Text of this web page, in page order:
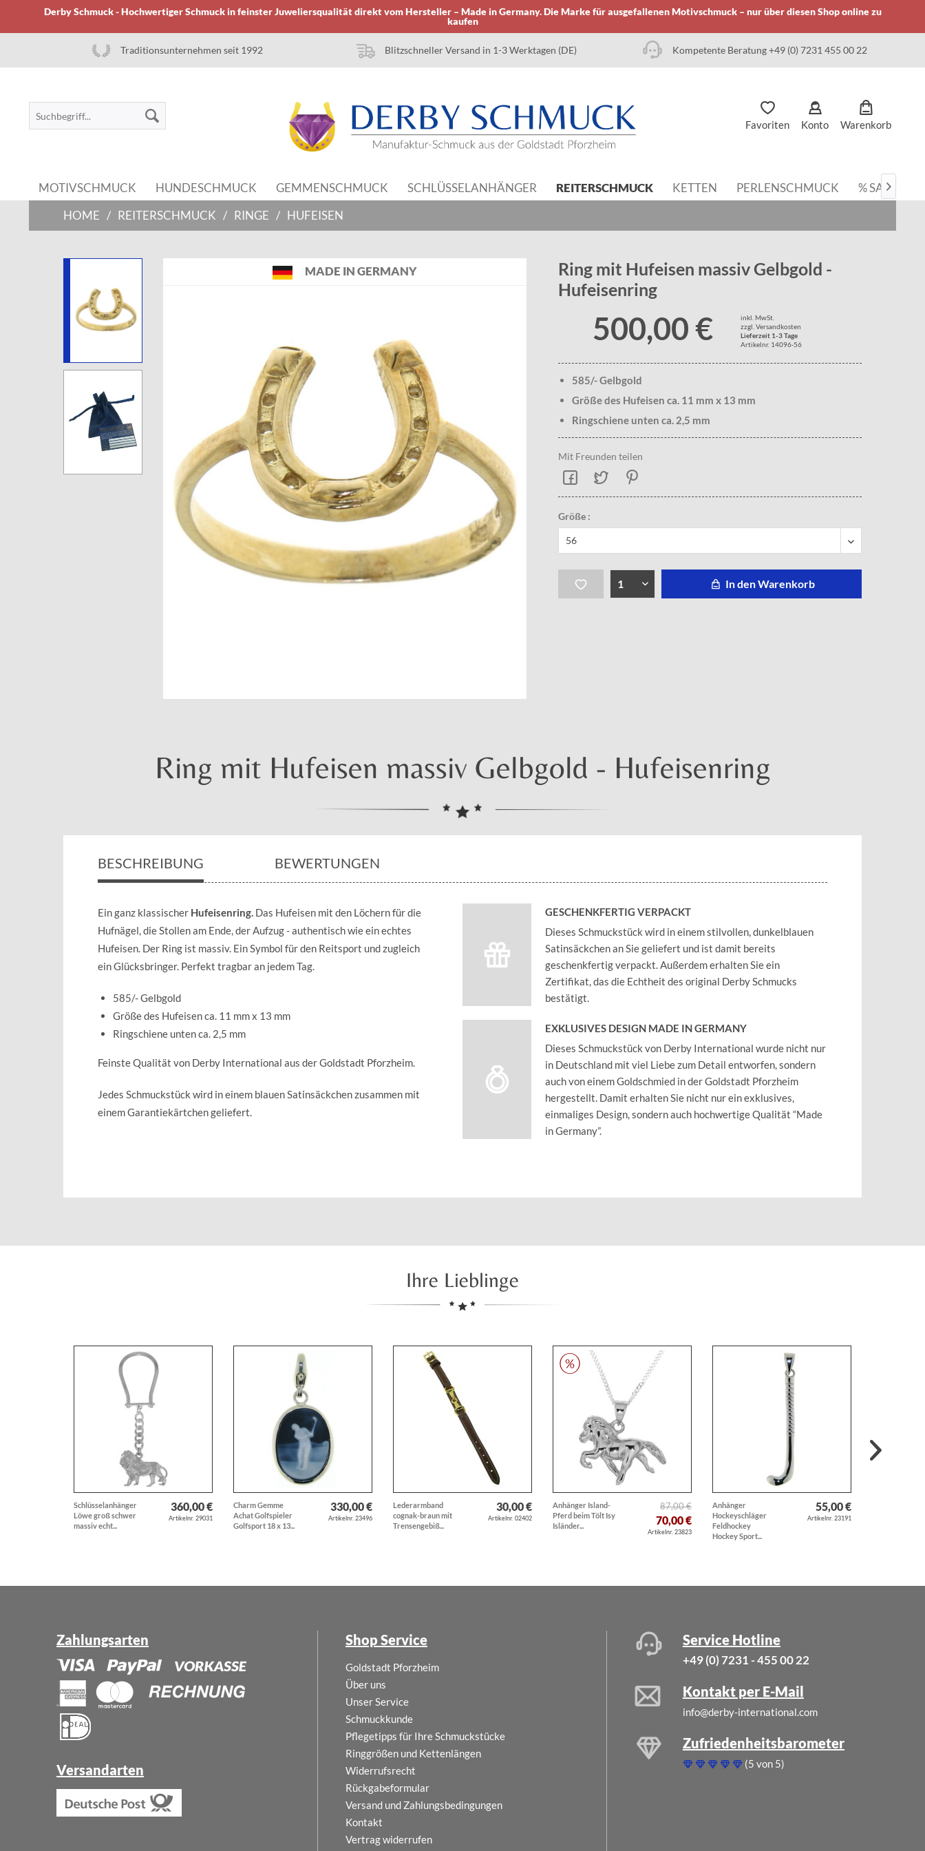
Derby Schmuck - Hochwertiger Schmuck in feinster Juweliersqualität direkt vom Hersteller – Made in Germany. Die Marke für ausgefallenen Motivschmuck – nur über diesen Shop online zu
kaufen
Traditionsunternehmen seit 1992 Blitzschneller Versand in 1-3 Werktagen (DE) Kompetente Beratung +49 (0) 7231 455 00 22
Favoriten Konto Warenkorb
MOTIVSCHMUCK HUNDESCHMUCK GEMMENSCHMUCK SCHLÜSSELANHÄNGER REITERSCHMUCK KETTEN PERLENSCHMUCK % SALE

HOME / REITERSCHMUCK / RINGE / HUFEISEN
MADE IN GERMANY
Ring mit Hufeisen massiv Gelbgold -
Hufeisenring
500,00 €
inkl. MwSt.
zzgl. Versandkosten
Lieferzeit 1-3 Tage
Artikelnr. 14096-56
585/- Gelbgold
Größe des Hufeisen ca. 11 mm x 13 mm
Ringschiene unten ca. 2,5 mm
Mit Freunden teilen
Größe :
In den Warenkorb
Ring mit Hufeisen massiv Gelbgold - Hufeisenring
BESCHREIBUNG BEWERTUNGEN
Ein ganz klassischer Hufeisenring. Das Hufeisen mit den Löchern für die
Hufnägel, die Stollen am Ende, der Aufzug - authentisch wie ein echtes
Hufeisen. Der Ring ist massiv. Ein Symbol für den Reitsport und zugleich
ein Glücksbringer. Perfekt tragbar an jedem Tag.
585/- Gelbgold
Größe des Hufeisen ca. 11 mm x 13 mm
Ringschiene unten ca. 2,5 mm
Feinste Qualität von Derby International aus der Goldstadt Pforzheim.
Jedes Schmuckstück wird in einem blauen Satinsäckchen zusammen mit
einem Garantiekärtchen geliefert.
GESCHENKFERTIG VERPACKT
Dieses Schmuckstück wird in einem stilvollen, dunkelblauen
Satinsäckchen an Sie geliefert und ist damit bereits
geschenkfertig verpackt. Außerdem erhalten Sie ein
Zertifikat, das die Echtheit des original Derby Schmucks
bestätigt.
EXKLUSIVES DESIGN MADE IN GERMANY
Dieses Schmuckstück von Derby International wurde nicht nur
in Deutschland mit viel Liebe zum Detail entworfen, sondern
auch von einem Goldschmied in der Goldstadt Pforzheim
hergestellt. Damit erhalten Sie nicht nur ein exklusives,
einmaliges Design, sondern auch hochwertige Qualität “Made
in Germany”.
Ihre Lieblinge
Schlüsselanhänger
Löwe groß schwer
massiv echt...
360,00 €
Artikelnr. 29031
Charm Gemme
Achat Golfspieler
Golfsport 18 x 13...
330,00 €
Artikelnr. 23496
Lederarmband
cognak-braun mit
Trensengebiß...
30,00 €
Artikelnr. 02402
Anhänger Island-
Pferd beim Tölt Isy
Isländer...
87,00 €
70,00 €
Artikelnr. 23823
Anhänger
Hockeyschläger
Feldhockey
Hockey Sport...
55,00 €
Artikelnr. 23191
Zahlungsarten
Versandarten
Shop Service
Goldstadt Pforzheim
Über uns
Unser Service
Schmuckkunde
Pflegetipps für Ihre Schmuckstücke
Ringgrößen und Kettenlängen
Widerrufsrecht
Rückgabeformular
Versand und Zahlungsbedingungen
Kontakt
Vertrag widerrufen
Service Hotline
+49 (0) 7231 - 455 00 22
Kontakt per E-Mail
info@derby-international.com
Zufriedenheitsbarometer
(5 von 5)